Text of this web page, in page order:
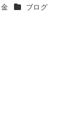
リーカテゴリー
ブログ